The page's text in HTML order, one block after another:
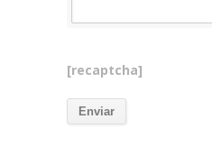
[recaptcha]